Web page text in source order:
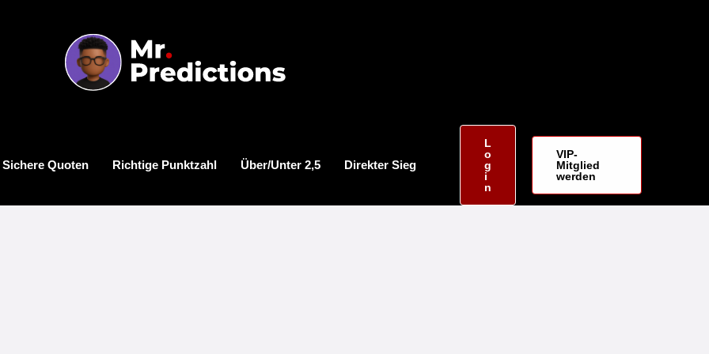
Sichere Quoten Richtige Punktzahl Über/Unter 2,5 Direkter Sieg
L
O
G
I
N
VIP-
Mitglied
werden